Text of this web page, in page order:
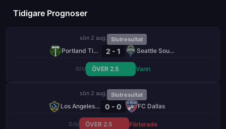
Tidigare Prognoser
sön 2 aug. Slutresultat
Portland Timbers 2 - 1 Seattle Sounders
O/U ÖVER 2.5 Vann
sön 2 aug. Slutresultat
Los Angeles Galaxy 0 - 0 FC Dallas
O/U ÖVER 2.5 Förlorade